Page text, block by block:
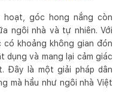
hoạt, góc hong nắng còn
ngôi nhà và tự nhiên. Với
có khoảng không gian đón
dụng và mang lại cảm giác
Đây là một giải pháp dân
mà hầu như ngôi nhà Việt